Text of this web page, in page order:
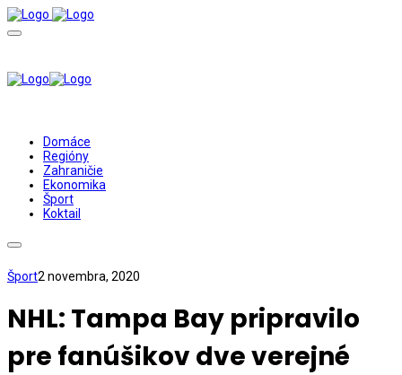
Domáce
Regióny
Zahraničie
Ekonomika
Šport
Koktail
Šport2 novembra, 2020
NHL: Tampa Bay pripravilo
pre fanúšikov dve verejné